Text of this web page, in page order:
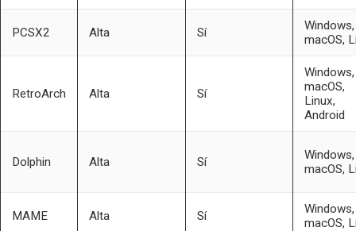
PCSX2 Alta Sí
Windows,
macOS,
RetroArch Alta Sí
Windows,
macOS,
Linux,
Android
Dolphin Alta Sí
Windows,
macOS,
MAME Alta Sí
Windows,
macOS,